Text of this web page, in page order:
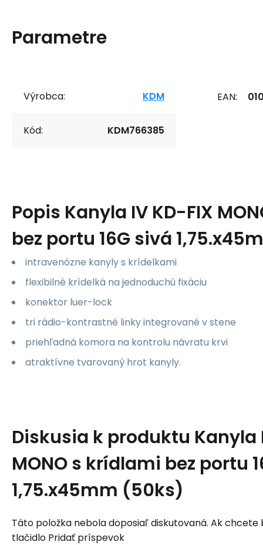
Parametre
Výrobca: KDM
Kód: KDM766385
EAN:
Popis Kanyla IV KD-FIX
bez portu 16G sivá
intravenózne kanyly s krídelkami
flexibilné krídelká na jednoduchú fixáciu
konektor luer-lock
tri rádio-kontrastné linky integrované v stene
priehľadná komora na kontrolu návratu krvi
atraktívne tvarovaný hrot kanyly.
Diskusia k produktu Kanyla
MONO s krídlami bez portu
1,75.x45mm (50ks)
Táto položka nebola doposiaľ diskutovaná. Ak chcete
tlačidlo Pridať príspevok